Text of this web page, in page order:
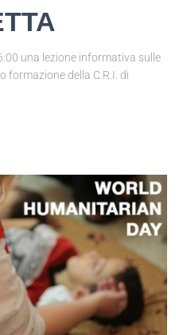
una lezione informativa sulle
formazione della C.R.I. di